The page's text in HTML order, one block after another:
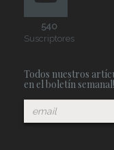
540
Suscriptores
Todos nuestros
en el boletín semanal!